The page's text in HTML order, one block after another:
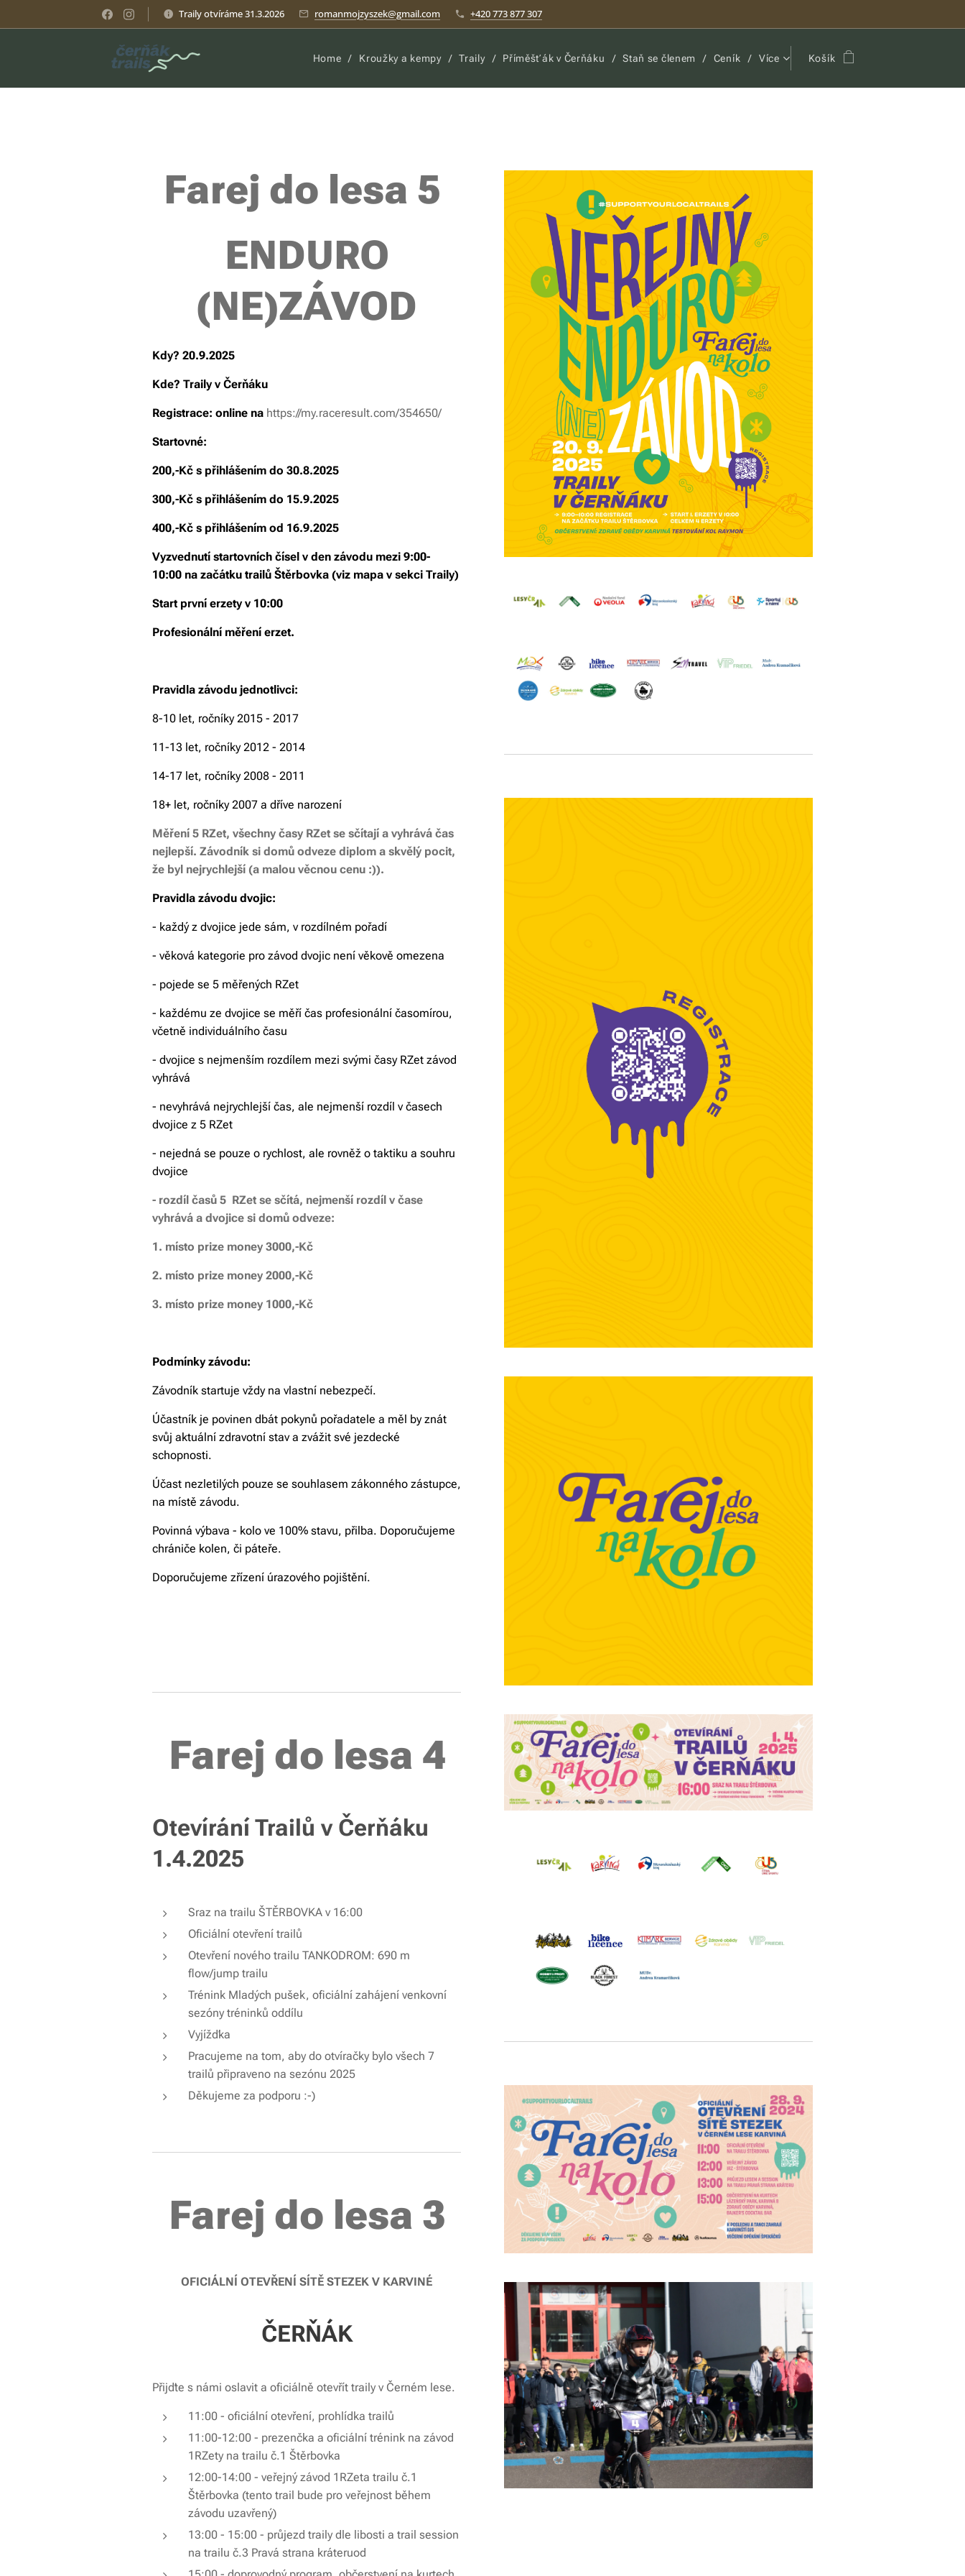
Traily otvíráme 31.3.2026 romanmojzyszek@gmail.com +420 773 877 307
Home Kroužky a kempy Traily Příměšťák v Čerňáku Staň se členem Ceník Více Košík
Farej do lesa 5
ENDURO
(NE)ZÁVOD
Kdy? 20.9.2025
Kde? Traily v Čerňáku
Registrace: online na https://my.raceresult.com/354650/
Startovné:
200,-Kč s přihlášením do 30.8.2025
300,-Kč s přihlášením do 15.9.2025
400,-Kč s přihlášením od 16.9.2025
Vyzvednutí startovních čísel v den závodu mezi 9:00-
10:00 na začátku trailů Štěrbovka (viz mapa v sekci Traily)
Start první erzety v 10:00
Profesionální měření erzet.
Pravidla závodu jednotlivci:
8-10 let, ročníky 2015 - 2017
11-13 let, ročníky 2012 - 2014
14-17 let, ročníky 2008 - 2011
18+ let, ročníky 2007 a dříve narození
Měření 5 RZet, všechny časy RZet se sčítají a vyhrává čas
nejlepší. Závodník si domů odveze diplom a skvělý pocit,
že byl nejrychlejší (a malou věcnou cenu :)).
Pravidla závodu dvojic:
- každý z dvojice jede sám, v rozdílném pořadí
- věková kategorie pro závod dvojic není věkově omezena
- pojede se 5 měřených RZet
- každému ze dvojice se měří čas profesionální časomírou,
včetně individuálního času
- dvojice s nejmenším rozdílem mezi svými časy RZet závod
vyhrává
- nevyhrává nejrychlejší čas, ale nejmenší rozdíl v časech
dvojice z 5 RZet
- nejedná se pouze o rychlost, ale rovněž o taktiku a souhru
dvojice
- rozdíl časů 5 RZet se sčítá, nejmenší rozdíl v čase
vyhrává a dvojice si domů odveze:
1. místo prize money 3000,-Kč
2. místo prize money 2000,-Kč
3. místo prize money 1000,-Kč
Podmínky závodu:
Závodník startuje vždy na vlastní nebezpečí.
Účastník je povinen dbát pokynů pořadatele a měl by znát
svůj aktuální zdravotní stav a zvážit své jezdecké
schopnosti.
Účast nezletilých pouze se souhlasem zákonného zástupce,
na místě závodu.
Povinná výbava - kolo ve 100% stavu, přilba. Doporučujeme
chrániče kolen, či páteře.
Doporučujeme zřízení úrazového pojištění.
Farej do lesa 4
Otevírání Trailů v Čerňáku
1.4.2025
Sraz na trailu ŠTĚRBOVKA v 16:00
Oficiální otevření trailů
Otevření nového trailu TANKODROM: 690 m
flow/jump trailu
Trénink Mladých pušek, oficiální zahájení venkovní
sezóny tréninků oddílu
Vyjížďka
Pracujeme na tom, aby do otvíračky bylo všech 7
trailů připraveno na sezónu 2025
Děkujeme za podporu :-)
Farej do lesa 3
OFICIÁLNÍ OTEVŘENÍ SÍTĚ STEZEK V KARVINÉ
ČERŇÁK
Přijďte s námi oslavit a oficiálně otevřít traily v Černém lese.
11:00 - oficiální otevření, prohlídka trailů
11:00-12:00 - prezenčka a oficiální trénink na závod
1RZety na trailu č.1 Štěrbovka
12:00-14:00 - veřejný závod 1RZeta trailu č.1
Štěrbovka (tento trail bude pro veřejnost během
závodu uzavřený)
13:00 - 15:00 - průjezd traily dle libosti a trail session
na trailu č.3 Pravá strana kráteruod